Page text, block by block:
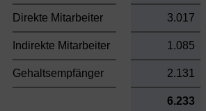
Direkte Mitarbeiter 3.017
Indirekte Mitarbeiter 1.085
Gehaltsempfänger 2.131
6.233